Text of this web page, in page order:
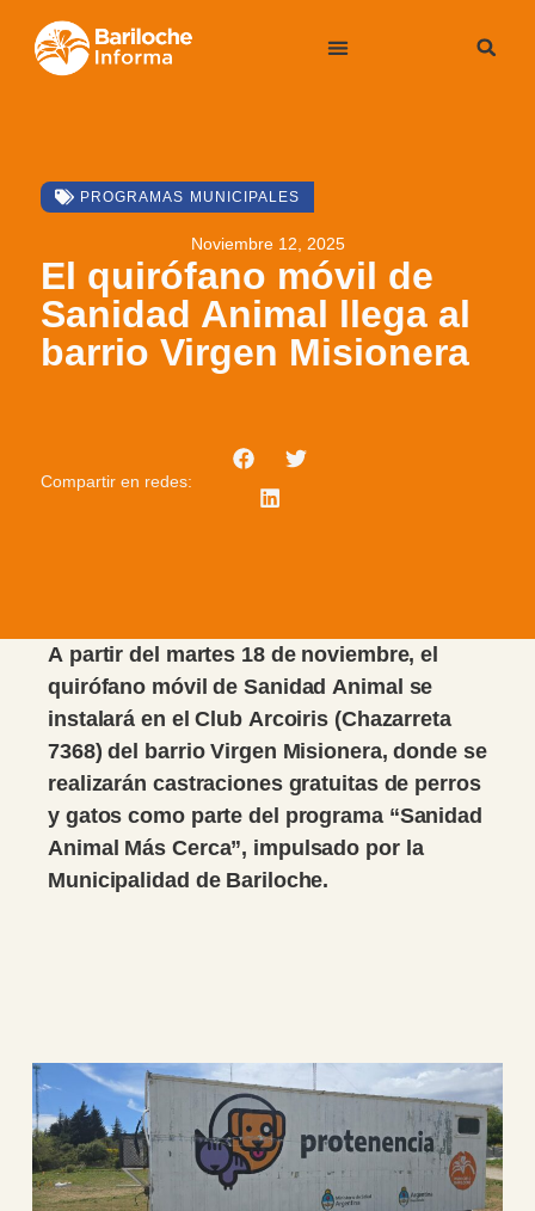
PROGRAMAS MUNICIPALES
Noviembre 12, 2025
El quirófano móvil de
Sanidad Animal llega al
barrio Virgen Misionera
Compartir en redes:
A partir del martes 18 de noviembre, el
quirófano móvil de Sanidad Animal se
instalará en el Club Arcoiris (Chazarreta
7368) del barrio Virgen Misionera, donde se
realizarán castraciones gratuitas de perros
y gatos como parte del programa “Sanidad
Animal Más Cerca”, impulsado por la
Municipalidad de Bariloche.